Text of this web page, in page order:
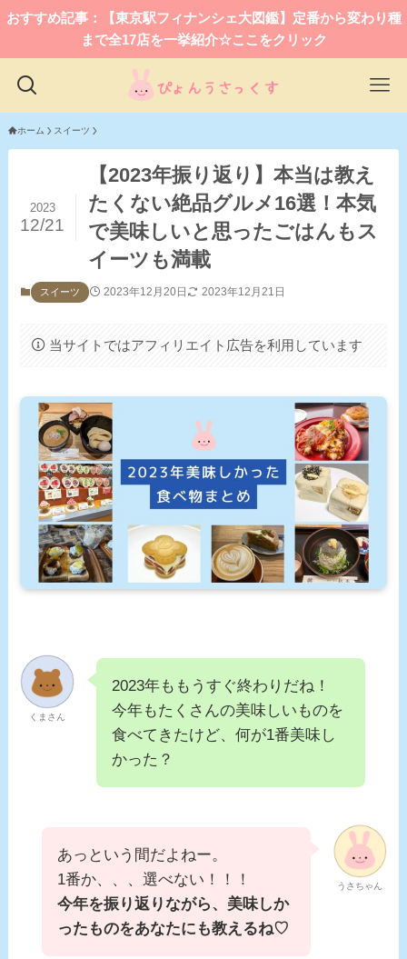
おすすめ記事：【東京駅フィナンシェ大図鑑】定番から変わり種
まで全17店を一挙紹介☆ここをクリック
ホーム スイーツ
【2023年振り返り】本当は教え
たくない絶品グルメ16選！本気
で美味しいと思ったごはんもス
イーツも満載
2023
12/21
スイーツ 2023年12月20日 2023年12月21日
当サイトではアフィリエイト広告を利用しています
くまさん
2023年ももうすぐ終わりだね！
今年もたくさんの美味しいものを
食べてきたけど、何が1番美味し
かった？
うさちゃん
あっという間だよねー。
1番か、、、選べない！！！
今年を振り返りながら、美味しか
ったものをあなたにも教えるね♡